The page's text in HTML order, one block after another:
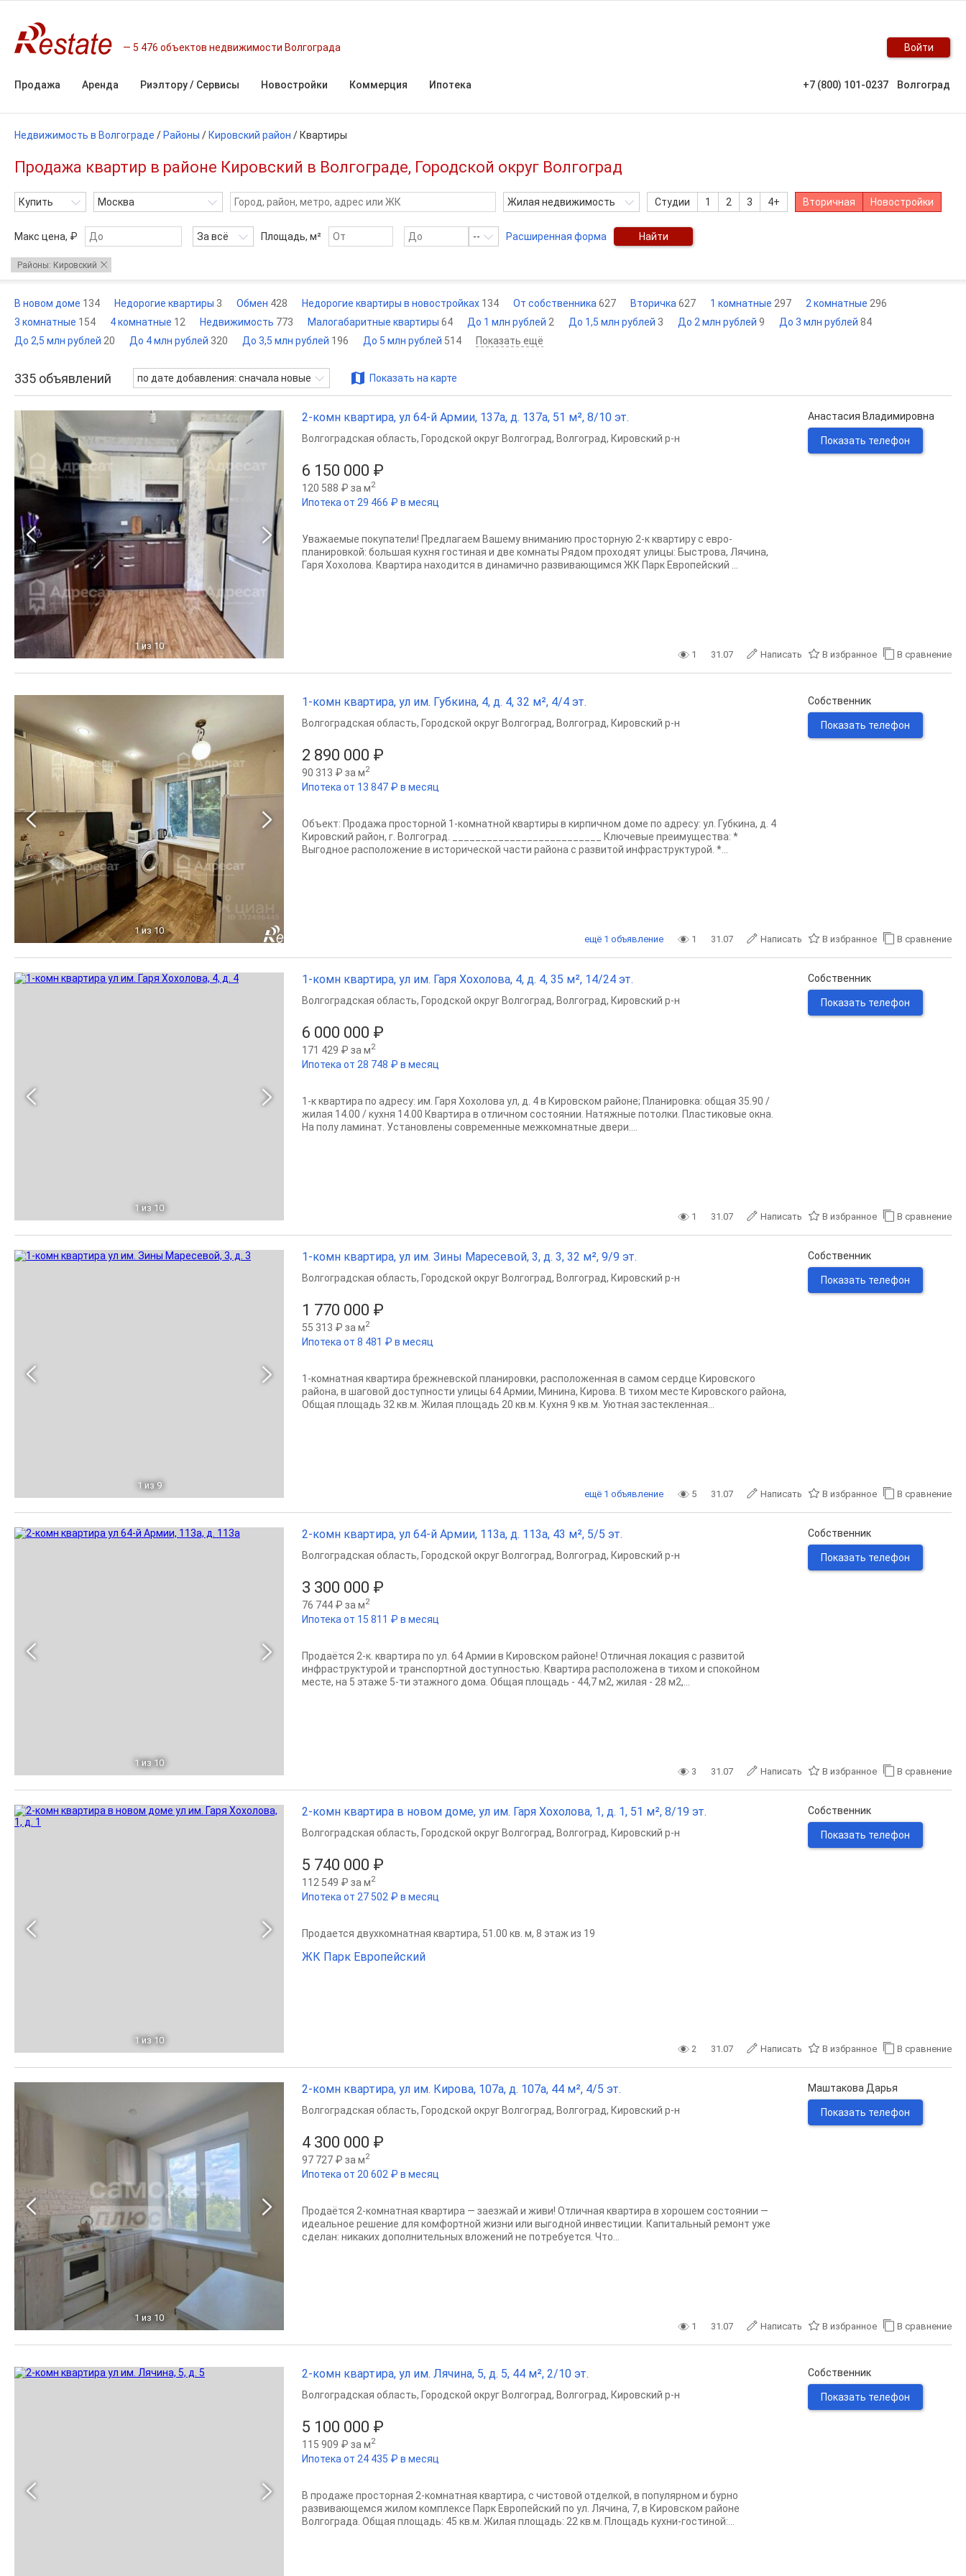
5 476 объектов недвижимости Волгограда Войти
Продажа Аренда Риэлтору / Сервисы Новостройки Коммерция Ипотека +7 (800) 101-0237 Волгоград
Недвижимость в Волгограде / Районы / Кировский район / Квартиры
Продажа квартир в районе Кировский в Волгограде, Городской округ Волгоград
Купить Москва Жилая недвижимость Студии 1 2 3 4+ Вторичная Новостройки
Макс цена, ₽ За всё Площадь, м² -- Расширенная форма Найти
Районы: Кировский
В новом доме 134 Недорогие квартиры 3 Обмен 428 Недорогие квартиры в новостройках 134 От собственника 627 Вторичка 627 1 комнатные 297 2 комнатные 296
3 комнатные 154 4 комнатные 12 Недвижимость 773 Малогабаритные квартиры 64 До 1 млн рублей 2 До 1,5 млн рублей 3 До 2 млн рублей 9 До 3 млн рублей 84
До 2,5 млн рублей 20 До 4 млн рублей 320 До 3,5 млн рублей 196 До 5 млн рублей 514 Показать ещё
335 объявлений по дате добавления: сначала новые Показать на карте
1 из 10
2-комн квартира, ул 64-й Армии, 137а, д. 137а, 51 м², 8/10 эт.
6 150 000 ₽
120 588 ₽ за м2
Ипотека от 29 466 ₽ в месяц
Волгоградская область, Городской округ Волгоград, Волгоград, Кировский р-н
Уважаемые покупатели! Предлагаем Вашему вниманию просторную 2-к квартиpу с евро-
планировкой: большая кухня гостиная и две комнаты Рядом проходят улицы: Быстрова, Лячина,
Гаря Хохолова. Квартира находится в динамично развивающимся ЖК Парк Европейский ...
Анастасия Владимировна
Показать телефон
1 31.07 Написать В избранное В сравнение
1 из 10
1-комн квартира, ул им. Губкина, 4, д. 4, 32 м², 4/4 эт.
2 890 000 ₽
90 313 ₽ за м2
Ипотека от 13 847 ₽ в месяц
Волгоградская область, Городской округ Волгоград, Волгоград, Кировский р-н
Объект: Продажа просторной 1-комнатной квартиры в кирпичном доме по адресу: ул. Губкина, д. 4
Кировский район, г. Волгоград. __________________________ Ключевые преимущества: *
Выгодное расположение в исторической части района с развитой инфраструктурой. *...
Собственник
Показать телефон
1 31.07 Написать В избранное В сравнение
ещё 1 объявление
1 из 10
1-комн квартира, ул им. Гаря Хохолова, 4, д. 4, 35 м², 14/24 эт.
6 000 000 ₽
171 429 ₽ за м2
Ипотека от 28 748 ₽ в месяц
Волгоградская область, Городской округ Волгоград, Волгоград, Кировский р-н
1-к квартира по адресу: им. Гаря Хохолова ул, д. 4 в Кировском районе; Планировка: общая 35.90 /
жилая 14.00 / кухня 14.00 Квартира в отличном состоянии. Натяжные потолки. Пластиковые окна.
На полу ламинат. Установлены современные межкомнатные двери....
Собственник
Показать телефон
1 31.07 Написать В избранное В сравнение
1 из 9
1-комн квартира, ул им. Зины Маресевой, 3, д. 3, 32 м², 9/9 эт.
1 770 000 ₽
55 313 ₽ за м2
Ипотека от 8 481 ₽ в месяц
Волгоградская область, Городской округ Волгоград, Волгоград, Кировский р-н
1-комнатная квартира брежневской планировки, расположенная в самом сердце Кировского
района, в шаговой доступности улицы 64 Армии, Минина, Кирова. В тихом месте Кировского района,
Общая площадь 32 кв.м. Жилая площадь 20 кв.м. Кухня 9 кв.м. Уютная застекленная...
Собственник
Показать телефон
5 31.07 Написать В избранное В сравнение
ещё 1 объявление
1 из 10
2-комн квартира, ул 64-й Армии, 113а, д. 113а, 43 м², 5/5 эт.
3 300 000 ₽
76 744 ₽ за м2
Ипотека от 15 811 ₽ в месяц
Волгоградская область, Городской округ Волгоград, Волгоград, Кировский р-н
Прoдaётся 2-к. квapтира по ул. 64 Армии в Кировском районе! Отличная локация с развитой
инфраструктурой и транспортной доступностью. Квартира расположена в тихом и спокойном
месте, на 5 этаже 5-ти этажного дома. Общaя площадь - 44,7 м2, жилaя - 28 м2,...
Собственник
Показать телефон
3 31.07 Написать В избранное В сравнение
1 из 10
2-комн квартира в новом доме, ул им. Гаря Хохолова, 1, д. 1, 51 м², 8/19 эт.
5 740 000 ₽
112 549 ₽ за м2
Ипотека от 27 502 ₽ в месяц
Волгоградская область, Городской округ Волгоград, Волгоград, Кировский р-н
Продается двухкомнатная квартира, 51.00 кв. м, 8 этаж из 19
ЖК Парк Европейский
Собственник
Показать телефон
2 31.07 Написать В избранное В сравнение
1 из 10
2-комн квартира, ул им. Кирова, 107а, д. 107а, 44 м², 4/5 эт.
4 300 000 ₽
97 727 ₽ за м2
Ипотека от 20 602 ₽ в месяц
Волгоградская область, Городской округ Волгоград, Волгоград, Кировский р-н
Продаётся 2‑комнатная квартира — заезжай и живи! Отличная квартира в хорошем состоянии —
идеальное решение для комфортной жизни или выгодной инвестиции. Капитальный ремонт уже
сделан: никаких дополнительных вложений не потребуется. Что...
Маштакова Дарья
Показать телефон
1 31.07 Написать В избранное В сравнение
2-комн квартира, ул им. Лячина, 5, д. 5, 44 м², 2/10 эт.
5 100 000 ₽
115 909 ₽ за м2
Ипотека от 24 435 ₽ в месяц
Волгоградская область, Городской округ Волгоград, Волгоград, Кировский р-н
В продаже просторная 2-комнатная квартира, с чистовой отделкой, в популярном и бурно
развивающемся жилом комплексе Парк Европейский по ул. Лячина, 7, в Кировском районе
Волгограда. Общая площадь: 45 кв.м. Жилая площадь: 22 кв.м. Площадь кухни-гостиной:...
Собственник
Показать телефон